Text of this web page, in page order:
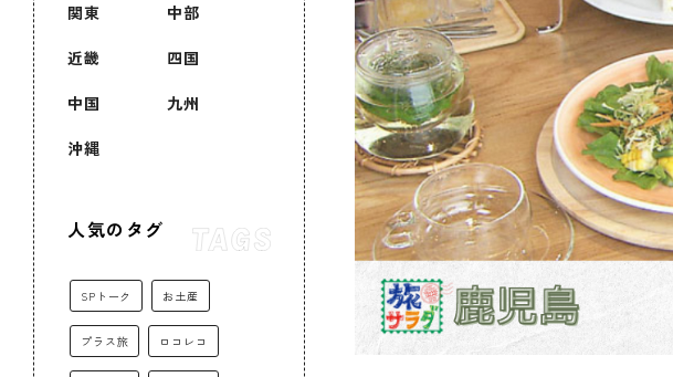
関東 中部
近畿 四国
中国 九州
沖縄
人気のタグ
SPトーク お土産
プラス旅 ロコレコ